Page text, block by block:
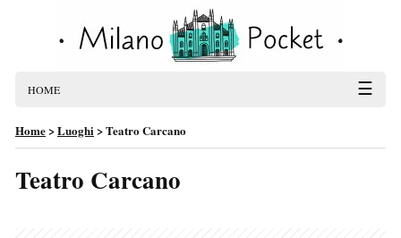
HOME ☰
Home>Luoghi>Teatro Carcano
Teatro Carcano